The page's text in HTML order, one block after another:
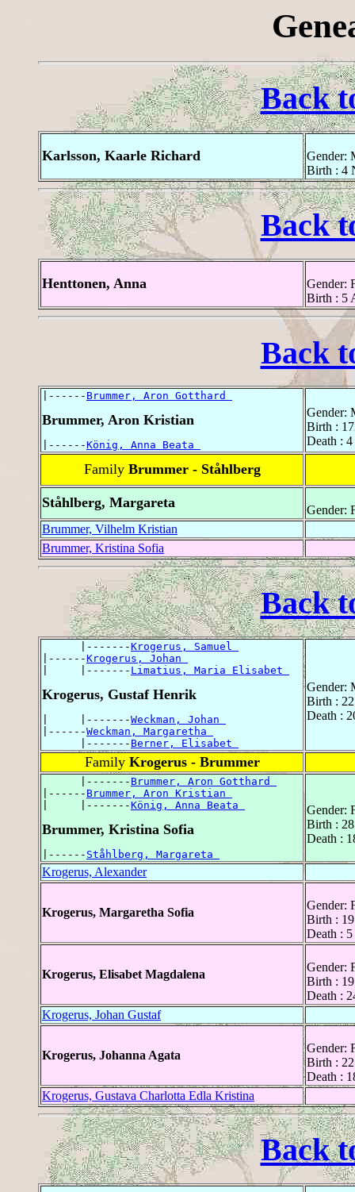
Back
Karlsson, Kaarle Richard
Gender:
Birth : 4
Back
Henttonen, Anna
Gender:
Birth : 5
Back
|------ Brummer, Aron Gotthard
Brummer, Aron Kristian
|------König, Anna Beata
Gender:
Birth :
Death :
Family Brummer - Ståhlberg
Ståhlberg, Margareta
Gender:
Brummer, Vilhelm Kristian
Brummer, Kristina Sofia
Back
      |-------
Krogerus, Samuel
|------Krogerus, Johan
|     |------- Limatius, Maria Elisabet
Krogerus, Gustaf Henrik
|     |-------Weckman, Johan
|------Weckman, Margaretha
      |-------
Berner, Elisabet
Gender:
Birth :
Death :
Family Krogerus - Brummer
      |-------
Brummer, Aron Gotthard
|------ Brummer, Aron Kristian
|     |-------König, Anna Beata
Brummer, Kristina Sofia
|------ Ståhlberg, Margareta
Gender:
Birth :
Death :
Krogerus, Alexander
Krogerus, Margaretha Sofia
Gender:
Birth :
Death :
Krogerus, Elisabet Magdalena
Gender:
Birth :
Death :
Krogerus, Johan Gustaf
Krogerus, Johanna Agata
Gender:
Birth :
Death :
Krogerus, Gustava Charlotta Edla Kristina
Back